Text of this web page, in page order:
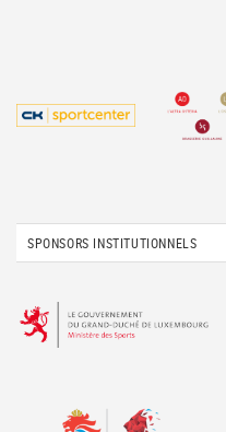
SPONSORS INSTITUTIONNELS